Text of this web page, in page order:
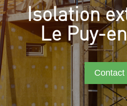
Isolation
Le Puy-
Contact